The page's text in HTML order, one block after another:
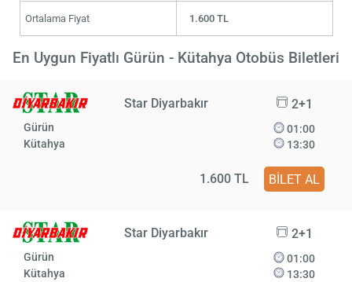
Ortalama Fiyat 1.600 TL
En Uygun Fiyatlı Gürün - Kütahya Otobüs Biletleri
Star Diyarbakır 2+1
Gürün
Kütahya
01:00
13:30
1.600 TL BİLET AL
Star Diyarbakır 2+1
Gürün
Kütahya
01:00
13:30